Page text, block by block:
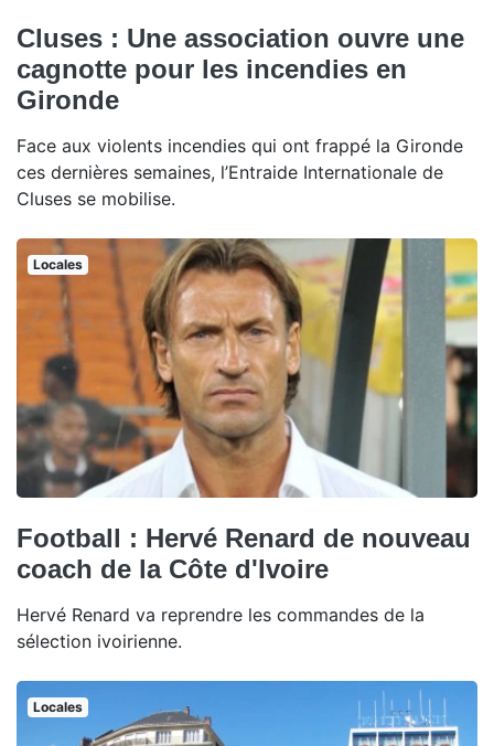
Cluses : Une association ouvre une
cagnotte pour les incendies en
Gironde
Face aux violents incendies qui ont frappé la Gironde
ces dernières semaines, l’Entraide Internationale de
Cluses se mobilise.
Locales
Football : Hervé Renard de nouveau
coach de la Côte d'Ivoire
Hervé Renard va reprendre les commandes de la
sélection ivoirienne.
Locales